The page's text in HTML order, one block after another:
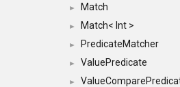
► Match
► Match< Int >
► PredicateMatcher
► ValuePredicate
►